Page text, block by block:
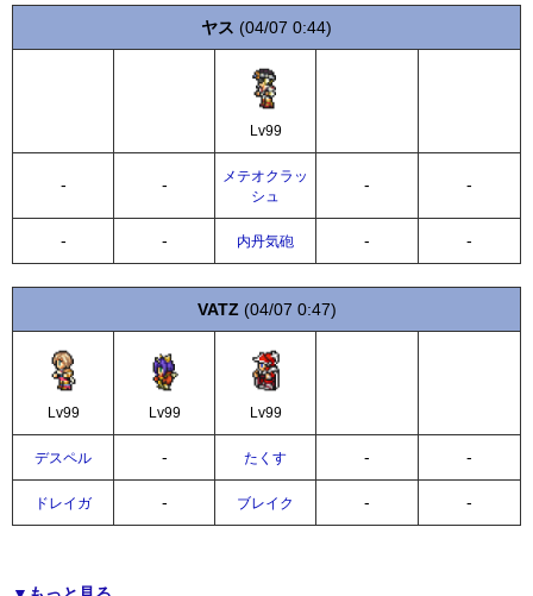
ヤス (04/07 0:44)
Lv99
- -
メテオクラッ
シュ
- -
- - 内丹気砲 - -
VATZ (04/07 0:47)
Lv99 Lv99 Lv99
デスペル - たくす - -
ドレイガ - ブレイク - -